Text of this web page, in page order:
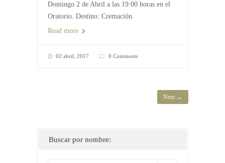
Domingo 2 de Abril a las 19:00 horas en el
Oratorio. Destino: Cremación.
Read more
02 abril, 2017 0 Comments
Next →
Buscar por nombre: